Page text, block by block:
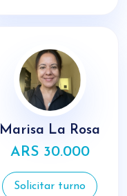
Marisa La Rosa
ARS 30.000
Solicitar turno